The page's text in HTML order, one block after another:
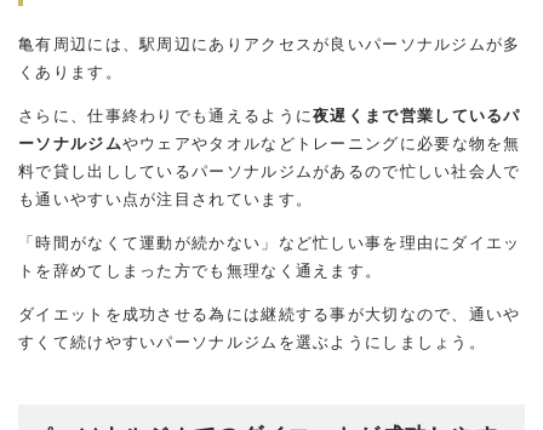
亀有周辺には、駅周辺にありアクセスが良いパーソナルジムが多
くあります。
さらに、仕事終わりでも通えるように夜遅くまで営業しているパ
ーソナルジムやウェアやタオルなどトレーニングに必要な物を無
料で貸し出ししているパーソナルジムがあるので忙しい社会人で
も通いやすい点が注目されています。
「時間がなくて運動が続かない」など忙しい事を理由にダイエッ
トを辞めてしまった方でも無理なく通えます。
ダイエットを成功させる為には継続する事が大切なので、通いや
すくて続けやすいパーソナルジムを選ぶようにしましょう。